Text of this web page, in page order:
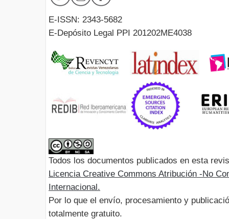
E-ISSN: 2343-5682
E-Depósito Legal PPI 201202ME4038
Todos los documentos publicados en esta
Licencia Creative Commons Atribución -No
Internacional.
Por lo que el envío, procesamiento y
totalmente gratuito.